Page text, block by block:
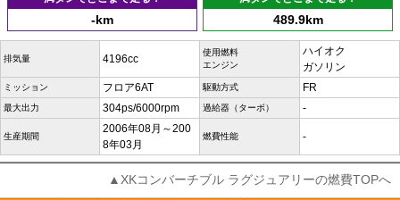
-km 489.9km
排気量 4196cc
使用燃料
エンジン
ハイオク
ガソリン
ミッション フロア6AT 駆動方式 FR
最大出力 304ps/6000rpm 過給器（ターボ） -
生産期間
2006年08月～200
8年03月
燃費性能 -
▲XKコンバーチブル ラグジュアリーの燃費TOPへ